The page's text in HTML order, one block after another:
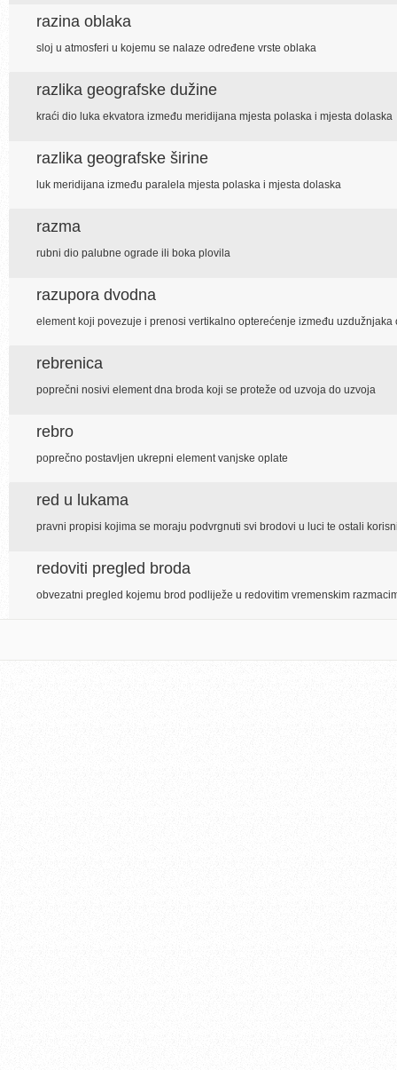
razina oblaka
sloj u atmosferi u kojemu se nalaze određene vrste oblaka
razlika geografske dužine
kraći dio luka ekvatora između meridijana mjesta polaska i mjesta dolaska
razlika geografske širine
luk meridijana između paralela mjesta polaska i mjesta dolaska
razma
rubni dio palubne ograde ili boka plovila
razupora dvodna
element koji povezuje i prenosi vertikalno opterećenje između
rebrenica
poprečni nosivi element dna broda koji se proteže od uzvoja do uzvoja
rebro
poprečno postavljen ukrepni element vanjske oplate
red u lukama
pravni propisi kojima se moraju podvrgnuti svi brodovi u luci te ostali
redoviti pregled broda
obvezatni pregled kojemu brod podliježe u redovitim vremenskim